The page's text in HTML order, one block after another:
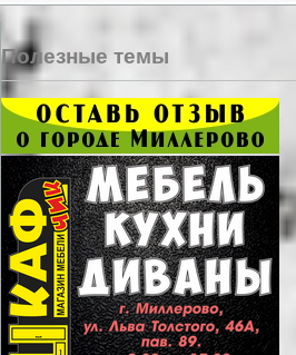
Полезные темы